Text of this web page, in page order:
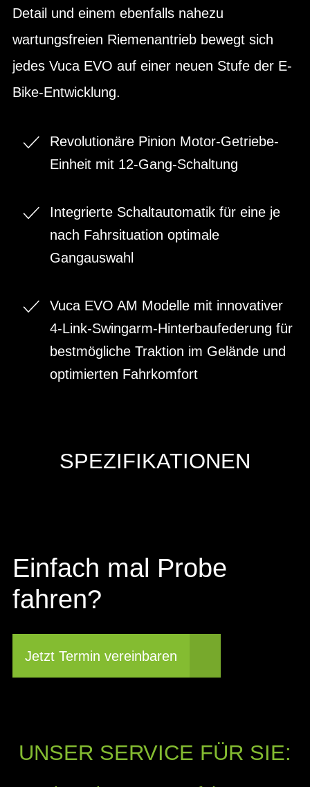
Detail und einem ebenfalls nahezu
wartungsfreien Riemenantrieb bewegt sich
jedes Vuca EVO auf einer neuen Stufe der E-
Bike-Entwicklung.
Revolutionäre Pinion Motor-Getriebe-
Einheit mit 12-Gang-Schaltung
Integrierte Schaltautomatik für eine je
nach Fahrsituation optimale
Gangauswahl
Vuca EVO AM Modelle mit innovativer
4-Link-Swingarm-Hinterbaufederung für
bestmögliche Traktion im Gelände und
optimierten Fahrkomfort
SPEZIFIKATIONEN
Einfach mal Probe
fahren?
Jetzt Termin vereinbaren
UNSER SERVICE FÜR SIE: